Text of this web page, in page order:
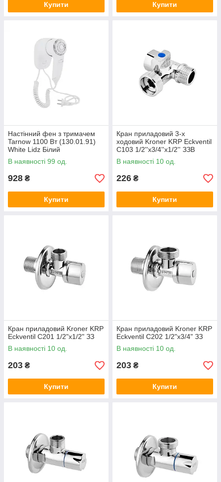
Купити Купити
Настінний фен з тримачем
Tarnow 1100 Вт (130.01.91)
White Lidz Білий
В наявності 99 од.
928 ₴
Купити
Кран приладовий 3-х
ходовий Kroner KRP Eckventil
C103 1/2''х3/4''х1/2'' ЗЗВ
В наявності 10 од.
226 ₴
Купити
Кран приладовий Kroner KRP
Eckventil C201 1/2"х1/2" ЗЗ
В наявності 10 од.
203 ₴
Купити
Кран приладовий Kroner KRP
Eckventil C202 1/2"х3/4" ЗЗ
В наявності 10 од.
203 ₴
Купити